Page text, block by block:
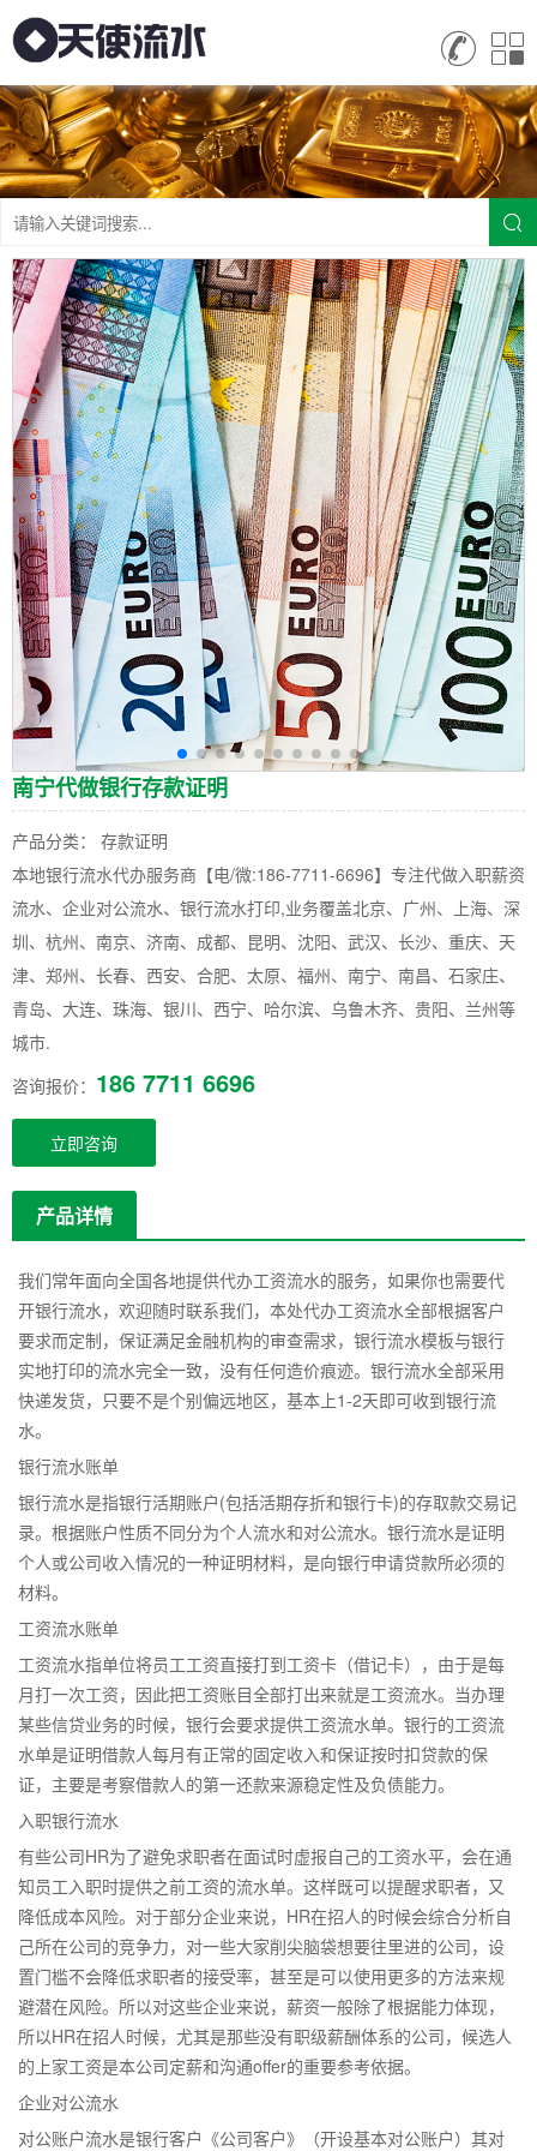
南宁代做银行存款证明
产品分类： 存款证明
本地银行流水代办服务商【电/微:186-7711-6696】专注代做入职薪资
流水、企业对公流水、银行流水打印,业务覆盖北京、广州、上海、深
圳、杭州、南京、济南、成都、昆明、沈阳、武汉、长沙、重庆、天
津、郑州、长春、西安、合肥、太原、福州、南宁、南昌、石家庄、
青岛、大连、珠海、银川、西宁、哈尔滨、乌鲁木齐、贵阳、兰州等
城市.
咨询报价： 186 7711 6696
立即咨询
产品详情
我们常年面向全国各地提供代办工资流水的服务，如果你也需要代
开银行流水，欢迎随时联系我们，本处代办工资流水全部根据客户
要求而定制，保证满足金融机构的审查需求，银行流水模板与银行
实地打印的流水完全一致，没有任何造价痕迹。银行流水全部采用
快递发货，只要不是个别偏远地区，基本上1-2天即可收到银行流
水。
银行流水账单
银行流水是指银行活期账户(包括活期存折和银行卡)的存取款交易记
录。根据账户性质不同分为个人流水和对公流水。银行流水是证明
个人或公司收入情况的一种证明材料，是向银行申请贷款所必须的
材料。
工资流水账单
工资流水指单位将员工工资直接打到工资卡（借记卡），由于是每
月打一次工资，因此把工资账目全部打出来就是工资流水。当办理
某些信贷业务的时候，银行会要求提供工资流水单。银行的工资流
水单是证明借款人每月有正常的固定收入和保证按时扣贷款的保
证，主要是考察借款人的第一还款来源稳定性及负债能力。
入职银行流水
有些公司HR为了避免求职者在面试时虚报自己的工资水平，会在通
知员工入职时提供之前工资的流水单。这样既可以提醒求职者，又
降低成本风险。对于部分企业来说，HR在招人的时候会综合分析自
己所在公司的竞争力，对一些大家削尖脑袋想要往里进的公司，设
置门槛不会降低求职者的接受率，甚至是可以使用更多的方法来规
避潜在风险。所以对这些企业来说，薪资一般除了根据能力体现，
所以HR在招人时候，尤其是那些没有职级薪酬体系的公司，候选人
的上家工资是本公司定薪和沟通offer的重要参考依据。
企业对公流水
对公账户流水是银行客户《公司客户》（开设基本对公账户）其对